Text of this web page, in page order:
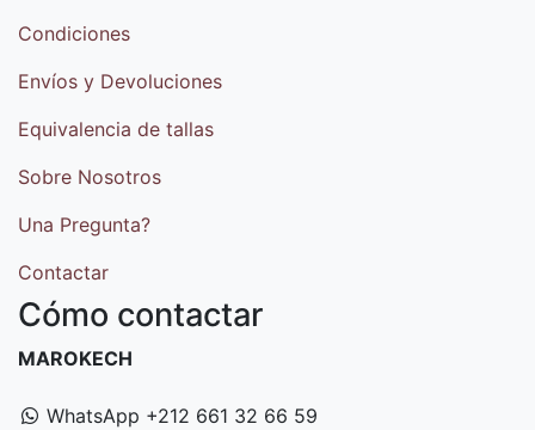
Condiciones
Envíos y Devoluciones
Equivalencia de tallas
Sobre Nosotros
Una Pregunta?
Contactar
Cómo contactar
MAROKECH
WhatsApp +212 661 32 66 59